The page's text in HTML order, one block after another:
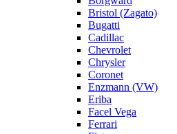
Bristol (Zagato)
Bugatti
Cadillac
Chevrolet
Chrysler
Coronet
Enzmann (VW)
Eriba
Facel Vega
Ferrari